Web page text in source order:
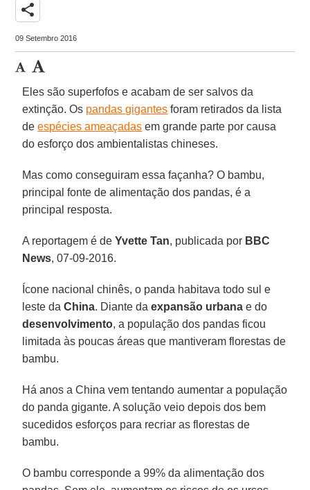
share
09 Setembro 2016
Eles são superfofos e acabam de ser salvos da
extinção. Os pandas gigantes foram retirados da lista
deespécies ameaçadas em grande parte por causa
do esforço dos ambientalistas chineses.
Mas como conseguiram essa façanha? O bambu,
principal fonte de alimentação dos pandas, é a
principal resposta.
A reportagem é deYvette Tan, publicada por BBC
News, 07-09-2016.
Ícone nacional chinês, o panda habitava todo sul e
leste daChina. Diante daexpansão urbana e do
desenvolvimento, a população dos pandas ficou
limitada às poucas áreas que mantiveram florestas de
bambu.
Há anos a China vem tentando aumentar a população
do panda gigante. A solução veio depois dos bem
sucedidos esforços para recriar as florestas de
bambu.
O bambu corresponde a 99% da alimentação dos